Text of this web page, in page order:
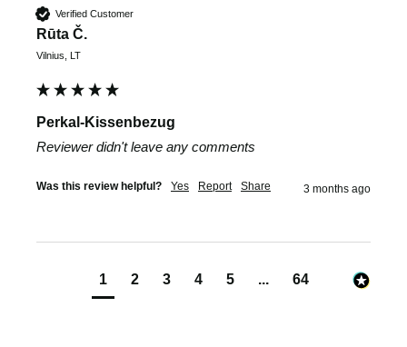
Verified Customer
Rūta Č.
Vilnius, LT
Perkal-Kissenbezug
Reviewer didn't leave any comments
Was this review helpful? Yes Report Share 3 months ago
1 2 3 4 5 ... 64